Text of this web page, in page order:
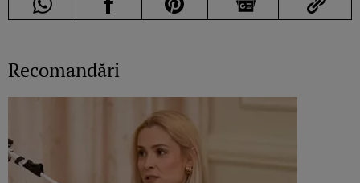
Recomandări